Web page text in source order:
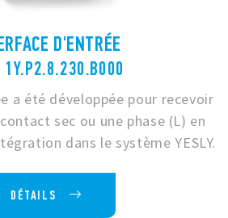
D'ENTRÉE
1Y.P2.8.230.B000
a été développée pour recevoir
sec ou une phase (L) en
dans le système YESLY.
DÉTAILS